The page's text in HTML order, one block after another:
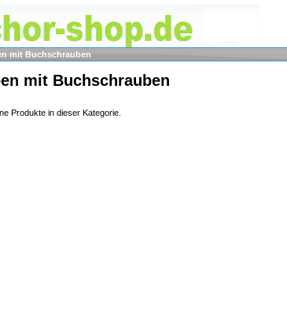
mit Buchschrauben
mit Buchschrauben
Produkte in dieser Kategorie.